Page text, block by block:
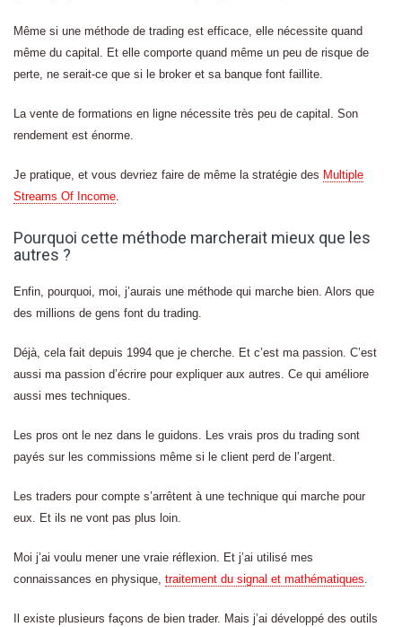
Même si une méthode de trading est efficace, elle nécessite quand
même du capital. Et elle comporte quand même un peu de risque de
perte, ne serait-ce que si le broker et sa banque font faillite.
La vente de formations en ligne nécessite très peu de capital. Son
rendement est énorme.
Je pratique, et vous devriez faire de même la stratégie des Multiple
Streams Of Income.
Pourquoi cette méthode marcherait mieux que les
autres ?
Enfin, pourquoi, moi, j’aurais une méthode qui marche bien. Alors que
des millions de gens font du trading.
Déjà, cela fait depuis 1994 que je cherche. Et c’est ma passion. C’est
aussi ma passion d’écrire pour expliquer aux autres. Ce qui améliore
aussi mes techniques.
Les pros ont le nez dans le guidons. Les vrais pros du trading sont
payés sur les commissions même si le client perd de l’argent.
Les traders pour compte s’arrêtent à une technique qui marche pour
eux. Et ils ne vont pas plus loin.
Moi j’ai voulu mener une vraie réflexion. Et j’ai utilisé mes
connaissances en physique, traitement du signal et mathématiques.
Il existe plusieurs façons de bien trader. Mais j’ai développé des outils